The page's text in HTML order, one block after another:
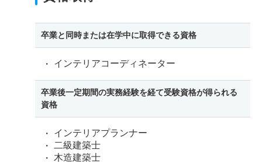
卒業と同時または在学中に取得できる資格
インテリアコーディネーター
卒業後一定期間の実務経験を経て受験資格が得られる
資格
インテリアプランナー
二級建築士
木造建築士